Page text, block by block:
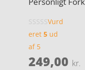
Vurd
eret 5ud
af 5
249,00 kr.